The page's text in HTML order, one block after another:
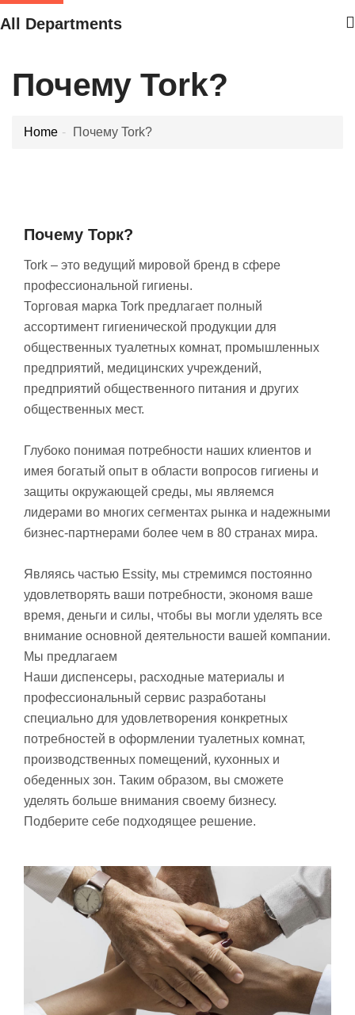
All Departments
Почему Tork?
Home Почему Tork?
Почему Торк?
Tork – это ведущий мировой бренд в сфере
профессиональной гигиены.
Торговая марка Tork предлагает полный
ассортимент гигиенической продукции для
общественных туалетных комнат, промышленных
предприятий, медицинских учреждений,
предприятий общественного питания и других
общественных мест.
Глубоко понимая потребности наших клиентов и
имея богатый опыт в области вопросов гигиены и
защиты окружающей среды, мы являемся
лидерами во многих сегментах рынка и надежными
бизнес-партнерами более чем в 80 странах мира.
Являясь частью Essity, мы стремимся постоянно
удовлетворять ваши потребности, экономя ваше
время, деньги и силы, чтобы вы могли уделять все
внимание основной деятельности вашей компании.
Мы предлагаем
Наши диспенсеры, расходные материалы и
профессиональный сервис разработаны
специально для удовлетворения конкретных
потребностей в оформлении туалетных комнат,
производственных помещений, кухонных и
обеденных зон. Таким образом, вы сможете
уделять больше внимания своему бизнесу.
Подберите себе подходящее решение.